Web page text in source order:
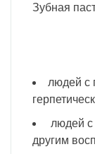
Зубная
людей с
людей
другим